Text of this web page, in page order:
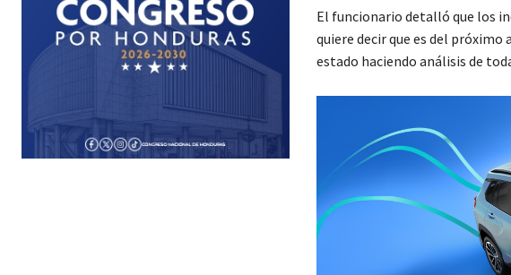
El funcionario detalló que los
quiere decir que es del
estado haciendo análisis de